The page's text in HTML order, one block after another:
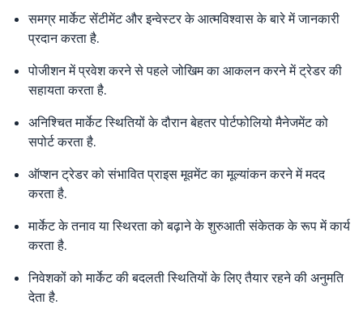
समग्र मार्केट सेंटीमेंट और इन्वेस्टर के आत्मविश्वास के बारे में जानकारी
प्रदान करता है.
पोजीशन में प्रवेश करने से पहले जोखिम का आकलन करने में ट्रेडर की
सहायता करता है.
अनिश्चित मार्केट स्थितियों के दौरान बेहतर पोर्टफोलियो मैनेजमेंट को
सपोर्ट करता है.
ऑप्शन ट्रेडर को संभावित प्राइस मूवमेंट का मूल्यांकन करने में मदद
करता है.
मार्केट के तनाव या स्थिरता को बढ़ाने के शुरुआती संकेतक के रूप में कार्य
करता है.
निवेशकों को मार्केट की बदलती स्थितियों के लिए तैयार रहने की अनुमति
देता है.